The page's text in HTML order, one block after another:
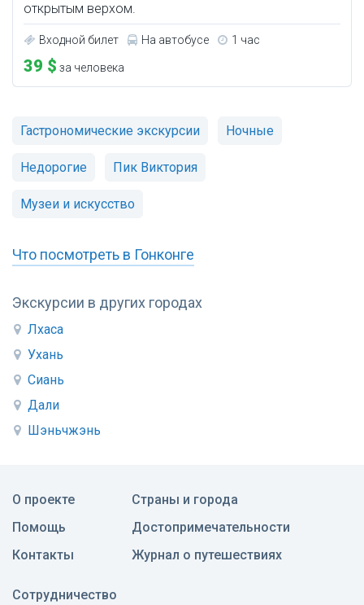
Экскурсии в других городах
Лхаса
Ухань
Сиань
Дали
Шэньчжэнь
открытым верхом.
Входной билет На автобусе 1 час
39 $ за человека
Гастрономические экскурсии Ночные
Недорогие Пик Виктория
Музеи и искусство
Что посмотреть в Гонконге
О проекте
Помощь
Контакты
Страны и города
Достопримечательности
Журнал о путешествиях
Сотрудничество